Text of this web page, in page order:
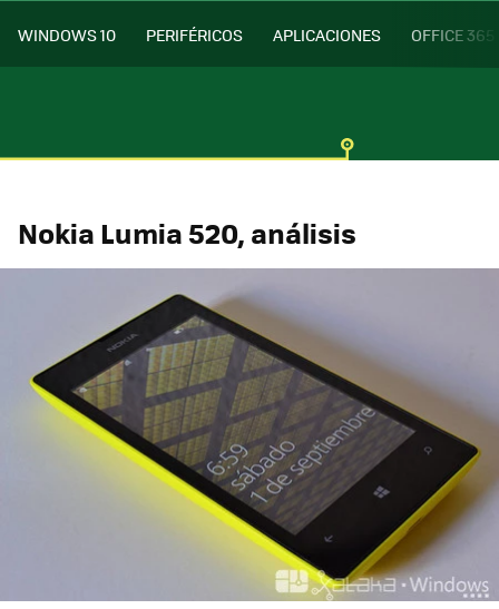
WINDOWS 10 PERIFÉRICOS APLICACIONES OFFICE 365
Nokia Lumia 520, análisis